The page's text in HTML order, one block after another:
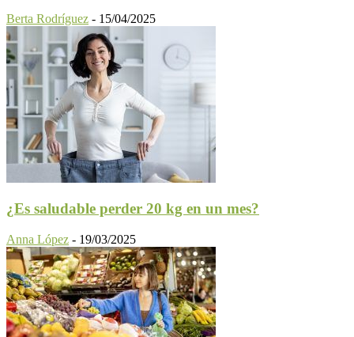
Berta Rodríguez - 15/04/2025
¿Es saludable perder 20 kg en un mes?
Anna López - 19/03/2025